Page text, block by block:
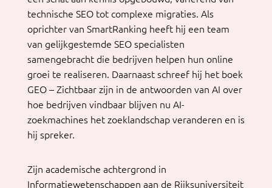
technische SEO tot complexe migraties. Als
oprichter van SmartRanking heeft hij een team
van gelijkgestemde SEO specialisten
samengebracht die bedrijven helpen hun online
groei te realiseren. Daarnaast schreef hij het boek
GEO – Zichtbaar zijn in de antwoorden van AI over
hoe bedrijven vindbaar blijven nu AI-
zoekmachines het zoeklandschap veranderen en is
hij spreker.
Zijn academische achtergrond in
Informatiewetenschappen aan de Rijksuniversiteit